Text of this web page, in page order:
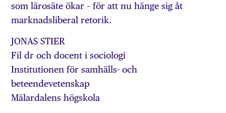
som lärosäte ökar – för att nu hänge sig åt
marknadsliberal retorik.
JONAS STIER
Fil dr och docent i sociologi
Institutionen för samhälls- och
beteendevetenskap
Mälardalens högskola